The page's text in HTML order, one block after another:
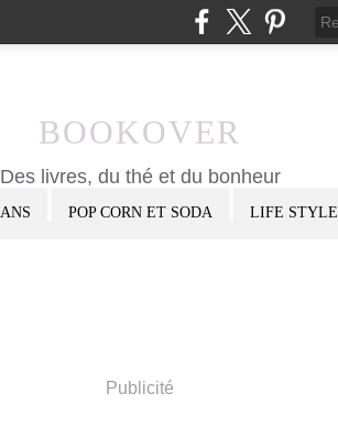
BOOKOVER
Des livres, du thé et du bonheur
POP CORN ET SODA LIFE STYLE
Publicité